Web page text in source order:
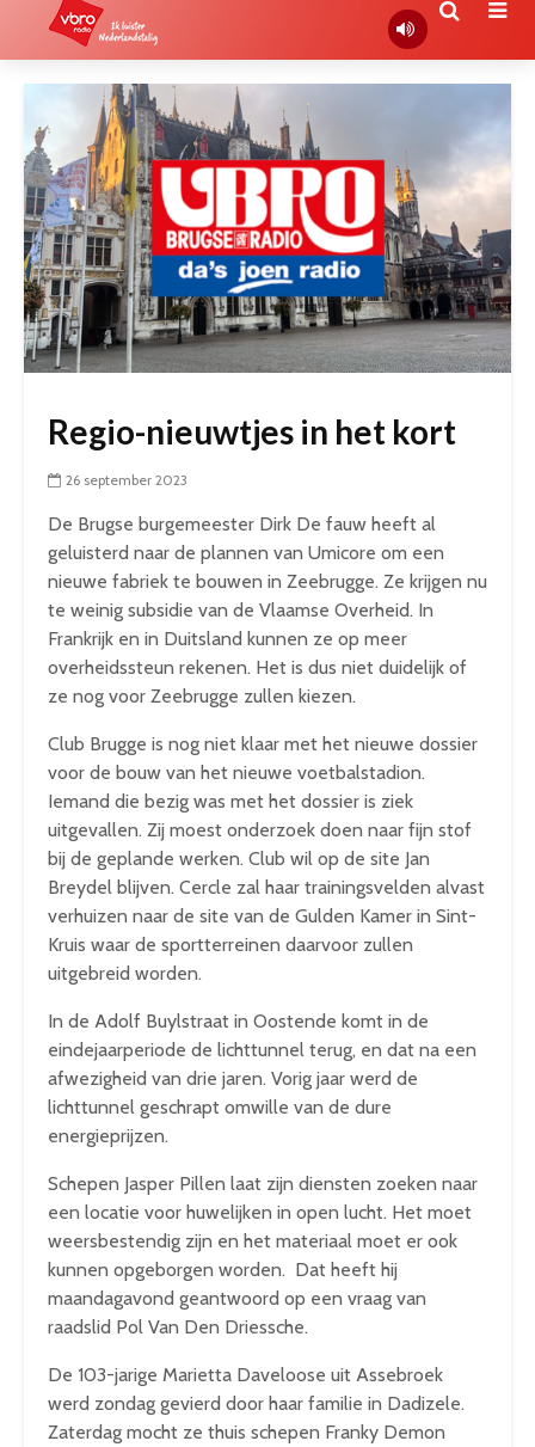
Regio-nieuwtjes in het kort
26 september 2023
De Brugse burgemeester Dirk De fauw heeft al
geluisterd naar de plannen van Umicore om een
nieuwe fabriek te bouwen in Zeebrugge. Ze krijgen nu
te weinig subsidie van de Vlaamse Overheid. In
Frankrijk en in Duitsland kunnen ze op meer
overheidssteun rekenen. Het is dus niet duidelijk of
ze nog voor Zeebrugge zullen kiezen.
Club Brugge is nog niet klaar met het nieuwe dossier
voor de bouw van het nieuwe voetbalstadion.
Iemand die bezig was met het dossier is ziek
uitgevallen. Zij moest onderzoek doen naar fijn stof
bij de geplande werken. Club wil op de site Jan
Breydel blijven. Cercle zal haar trainingsvelden alvast
verhuizen naar de site van de Gulden Kamer in Sint-
Kruis waar de sportterreinen daarvoor zullen
uitgebreid worden.
In de Adolf Buylstraat in Oostende komt in de
eindejaarperiode de lichttunnel terug, en dat na een
afwezigheid van drie jaren. Vorig jaar werd de
lichttunnel geschrapt omwille van de dure
energieprijzen.
Schepen Jasper Pillen laat zijn diensten zoeken naar
een locatie voor huwelijken in open lucht. Het moet
weersbestendig zijn en het materiaal moet er ook
kunnen opgeborgen worden. Dat heeft hij
maandagavond geantwoord op een vraag van
raadslid Pol Van Den Driessche.
De 103-jarige Marietta Daveloose uit Assebroek
werd zondag gevierd door haar familie in Dadizele.
Zaterdag mocht ze thuis schepen Franky Demon